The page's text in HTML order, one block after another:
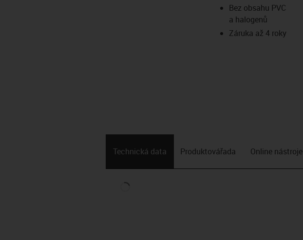
Bez obsahu PVC
a halogenů
Záruka až 4 roky
Technická data Produktová­řada Online nástroje